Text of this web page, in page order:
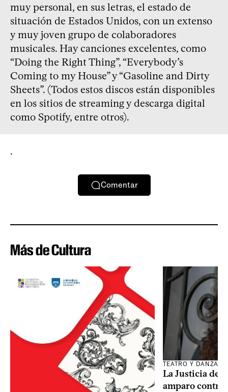
muy personal, en sus letras, el estado de
situación de Estados Unidos, con un extenso
y muy joven grupo de colaboradores
musicales. Hay canciones excelentes, como
“Doing the Right Thing”, “Everybody’s
Coming to my House” y “Gasoline and Dirty
Sheets”. (Todos estos discos están disponibles
en los sitios de streaming y descarga digital
como Spotify, entre otros).
.
Comentar
Más de Cultura
TEATRO Y DANZA
La Justicia
amparo contra